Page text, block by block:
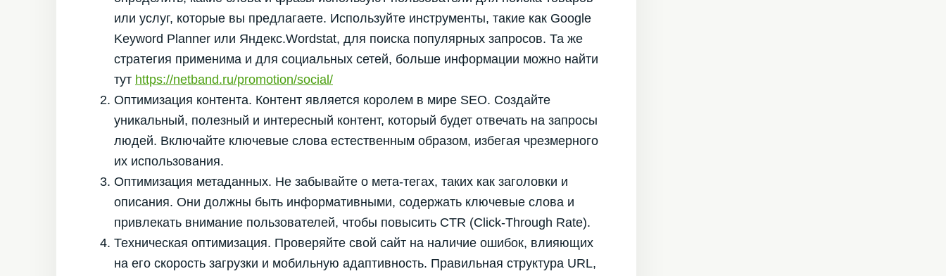
или услуг, которые вы предлагаете. Используйте инструменты, такие как Google
Keyword Planner или Яндекс.Wordstat, для поиска популярных запросов. Та же
стратегия применима и для социальных сетей, больше информации можно найти
тут https://netband.ru/promotion/social/
Оптимизация контента. Контент является королем в мире SEO. Создайте
уникальный, полезный и интересный контент, который будет отвечать на запросы
людей. Включайте ключевые слова естественным образом, избегая чрезмерного
их использования.
Оптимизация метаданных. Не забывайте о мета-тегах, таких как заголовки и
описания. Они должны быть информативными, содержать ключевые слова и
привлекать внимание пользователей, чтобы повысить CTR (Click-Through Rate).
Техническая оптимизация. Проверяйте свой сайт на наличие ошибок, влияющих
на его скорость загрузки и мобильную адаптивность. Правильная структура URL,